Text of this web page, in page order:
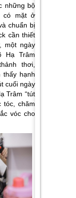
những bộ
có mặt ở
chuẩn bị
cần thiết
một ngày
Hạ Trâm
thơi,
thấy hạnh
cuối ngày
Trâm “tút
tóc, chăm
vóc cho